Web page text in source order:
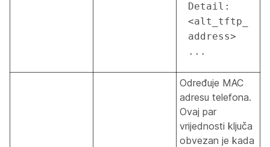
Detail:
<alt_tftp_
address>
...
Određuje MAC
adresu telefona.
Ovaj par
vrijednosti ključa
obvezan je kada